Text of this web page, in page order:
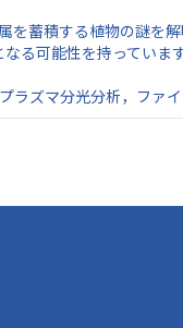
を蓄積する植物の謎を
る可能性を持っています
ラズマ分光分析，ファ